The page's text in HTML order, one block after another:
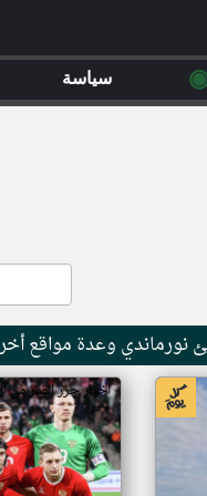
نورماندي وعدة مواقع
اخبار جزر القمر من
سياسة